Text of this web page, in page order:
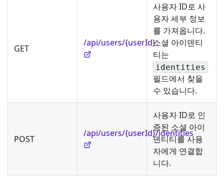
GET
/api/users/{userId}
사용자 ID로 사
용자 세부 정보
를 가져옵니다.
소셜 아이덴티
티는
identities
필드에서 찾을
수 있습니다.
POST
/api/users/{userId}/identities
사용자 ID로 인
증된 소셜 아이
덴티티를 사용
자에게 연결합
니다.